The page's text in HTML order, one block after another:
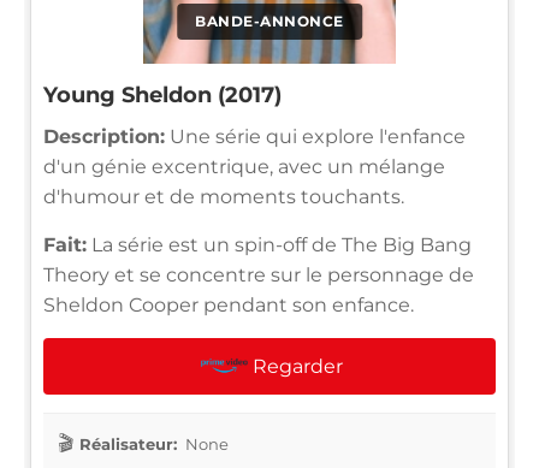
BANDE-ANNONCE
Young Sheldon (2017)
Description: Une série qui explore l'enfance
d'un génie excentrique, avec un mélange
d'humour et de moments touchants.
Fait: La série est un spin-off de The Big Bang
Theory et se concentre sur le personnage de
Sheldon Cooper pendant son enfance.
Regarder
Réalisateur: None